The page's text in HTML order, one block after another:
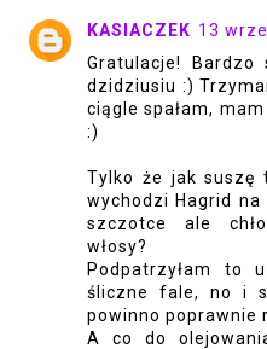
KASIACZEK 13
Gratulacje! Bardzo
dzidziusiu :)
ciągle spałam,
:)
Tylko że jak
wychodzi Hagrid na
szczotce ale
włosy?
Podpatrzyłam to
śliczne fale, no i
powinno poprawnie
A co do